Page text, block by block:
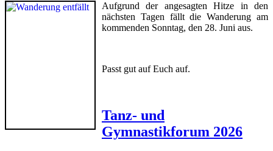
Aufgrund der angesagten Hitze in den
nächsten Tagen fällt die Wanderung am
kommenden Sonntag, den 28. Juni aus.
Passt gut auf Euch auf.
Tanz- und
Gymnastikforum 2026